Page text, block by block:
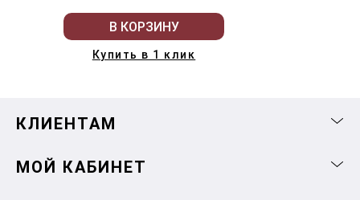
В КОРЗИНУ
Купить в 1 клик
КЛИЕНТАМ
МОЙ КАБИНЕТ